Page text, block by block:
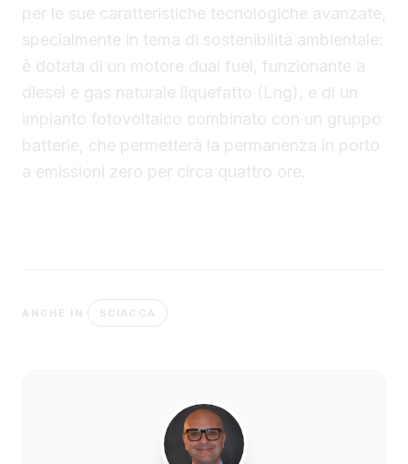
per le sue caratteristiche tecnologiche avanzate,
specialmente in tema di sostenibilità ambientale:
è dotata di un motore dual fuel, funzionante a
diesel e gas naturale liquefatto (Lng), e di un
impianto fotovoltaico combinato con un gruppo
batterie, che permetterà la permanenza in porto
a emissioni zero per circa quattro ore.
ANCHE IN SCIACCA